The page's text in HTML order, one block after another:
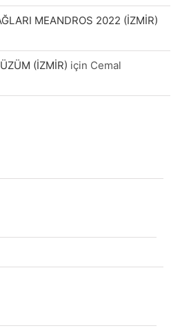
MEANDROS 2022 (İZMİR)
(İZMİR) için Cemal